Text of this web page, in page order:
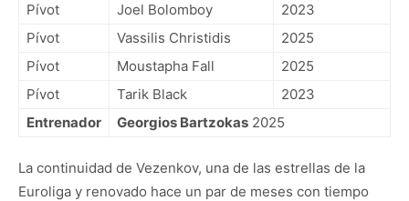
Pívot
Joel Bolomboy
2023
Pívot
Vassilis Christidis
2025
Pívot
Moustapha Fall
2025
Pívot
Tarik Black
2023
Entrenador
Georgios Bartzokas 2025
La continuidad de Vezenkov, una de las estrellas de la
Euroliga y renovado hace un par de meses con tiempo